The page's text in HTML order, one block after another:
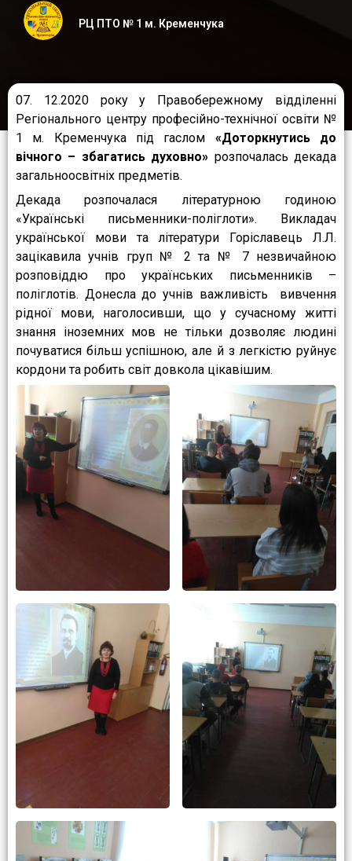
РЦ ПТО № 1 м. Кременчука
07. 12.2020 року у Правобережному відділенні
Регіонального центру професійно-технічної освіти №
1 м. Кременчука під гаслом «Доторкнутись до
вічного – збагатись духовно» розпочалась декада
загальноосвітніх предметів.
Декада розпочалася літературною годиною
«Українські письменники-поліглоти». Викладач
української мови та літератури Горіславець Л.Л.
зацікавила учнів груп № 2 та № 7 незвичайною
розповіддю про українських письменників –
поліглотів. Донесла до учнів важливість вивчення
рідної мови, наголосивши, що у сучасному житті
знання іноземних мов не тільки дозволяє людині
почуватися більш успішною, але й з легкістю руйнує
кордони та робить світ довкола цікавішим.